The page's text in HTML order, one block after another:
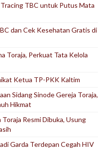
TBC untuk Putus Mata
dan Cek Kesehatan Gratis di
Toraja, Perkuat Tata Kelola
Ketua TP-PKK Kaltim
Sidang Sinode Gereja Toraja,
Hikmat
Resmi Dibuka, Usung
Garda Terdepan Cegah HIV